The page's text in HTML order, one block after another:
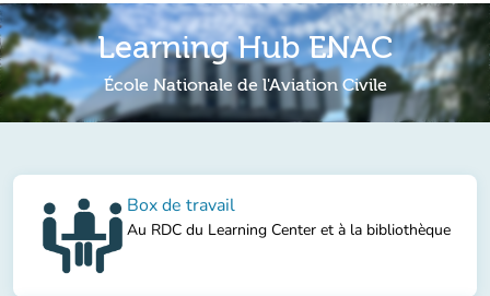
Learning Hub ENAC
École Nationale de l'Aviation Civile
Box de travail
Au RDC du Learning Center et à la bibliothèque